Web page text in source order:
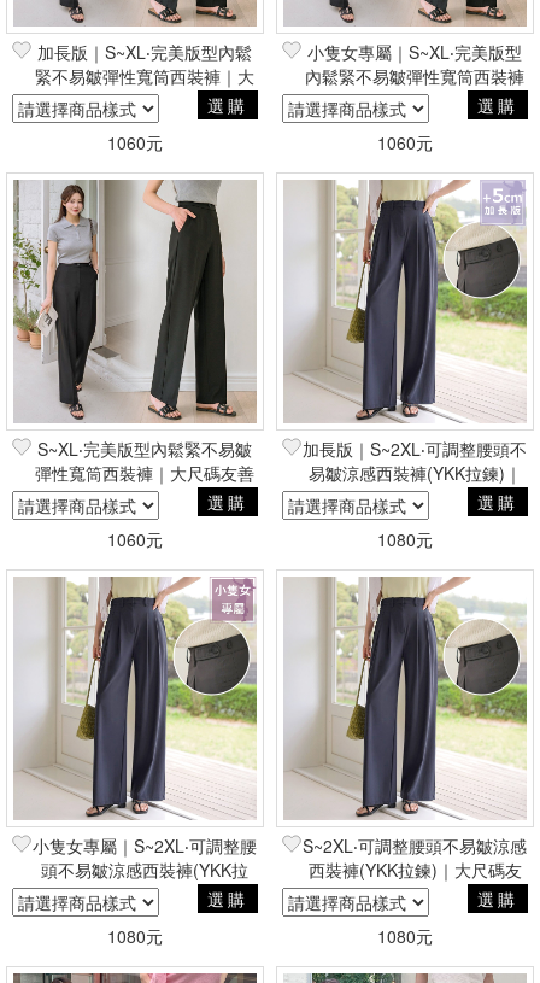
加長版｜S~XL‧完美版型內鬆
緊不易皺彈性寬筒西裝褲｜大
尺碼友善
選購
1060元
小隻女專屬｜S~XL‧完美版型
內鬆緊不易皺彈性寬筒西裝褲
｜大尺碼友善
選購
1060元
S~XL‧完美版型內鬆緊不易皺
彈性寬筒西裝褲｜大尺碼友善
選購
1060元
加長版｜S~2XL‧可調整腰頭不
易皺涼感西裝褲(YKK拉鍊)｜
大尺碼友善
選購
1080元
小隻女專屬｜S~2XL‧可調整腰
頭不易皺涼感西裝褲(YKK拉
鍊)｜大尺碼友善 選購
1080元
S~2XL‧可調整腰頭不易皺涼感
西裝褲(YKK拉鍊)｜大尺碼友
善
選購
1080元